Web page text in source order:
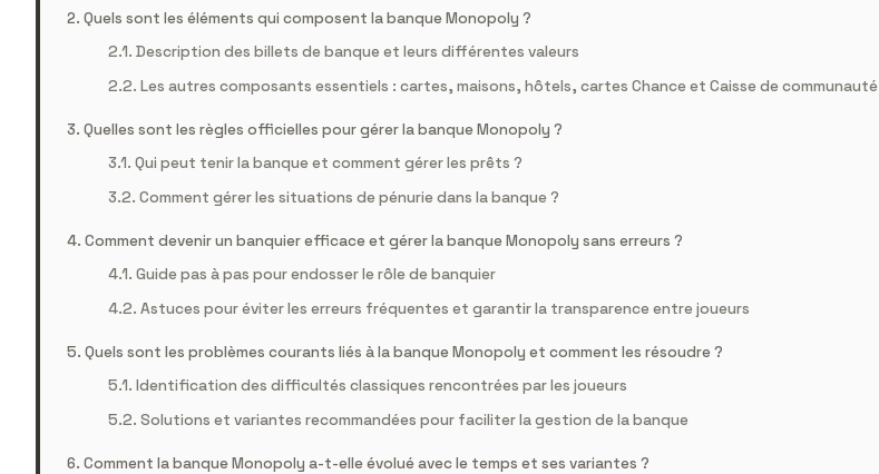
Quels sont les éléments qui composent la banque Monopoly ?
Description des billets de banque et leurs différentes valeurs
Les autres composants essentiels : cartes, maisons, hôtels, cartes Chance et Caisse de communauté
Quelles sont les règles officielles pour gérer la banque Monopoly ?
Qui peut tenir la banque et comment gérer les prêts ?
Comment gérer les situations de pénurie dans la banque ?
Comment devenir un banquier efficace et gérer la banque Monopoly sans erreurs ?
Guide pas à pas pour endosser le rôle de banquier
Astuces pour éviter les erreurs fréquentes et garantir la transparence entre joueurs
Quels sont les problèmes courants liés à la banque Monopoly et comment les résoudre ?
Identification des difficultés classiques rencontrées par les joueurs
Solutions et variantes recommandées pour faciliter la gestion de la banque
Comment la banque Monopoly a-t-elle évolué avec le temps et ses variantes ?